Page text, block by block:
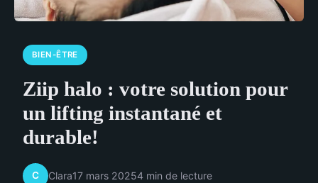
BIEN-ÊTRE
Ziip halo : votre solution pour
un lifting instantané et
durable!
C Clara17 mars 20254 min de lecture